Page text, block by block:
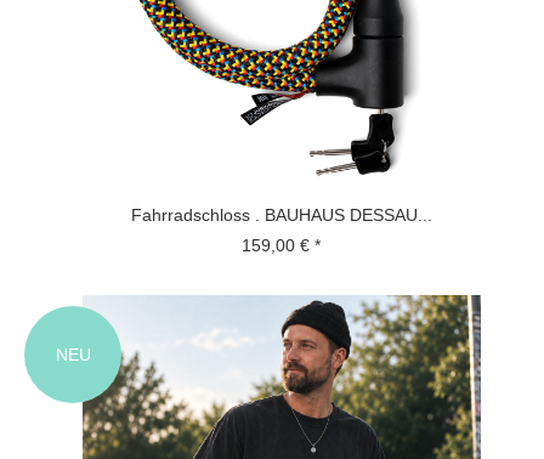
Fahrradschloss . BAUHAUS DESSAU...
159,00 € *
NEU